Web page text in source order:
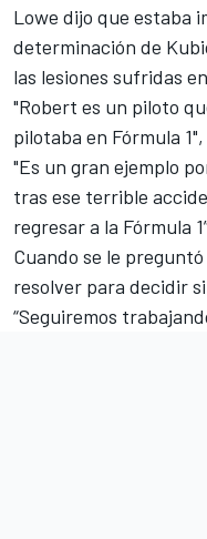
Lowe dijo que estaba
determinación de
las lesiones sufridas
"Robert es un piloto
pilotaba en Fórmula
"Es un gran ejemplo
tras ese terrible
regresar a la Fórmula
Cuando se le
resolver para decidir
“Seguiremos